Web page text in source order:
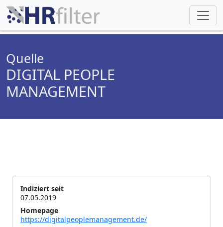
Quelle
DIGITAL PEOPLE
MANAGEMENT
Indiziert seit
07.05.2019
Homepage
https://digitalpeoplemanagement.de/